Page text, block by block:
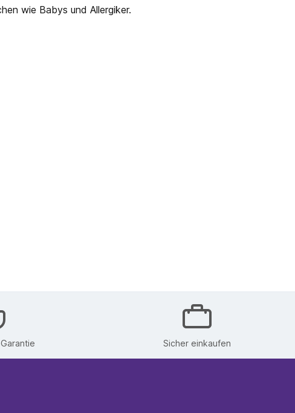
wie Babys und Allergiker.
Sicher einkaufen